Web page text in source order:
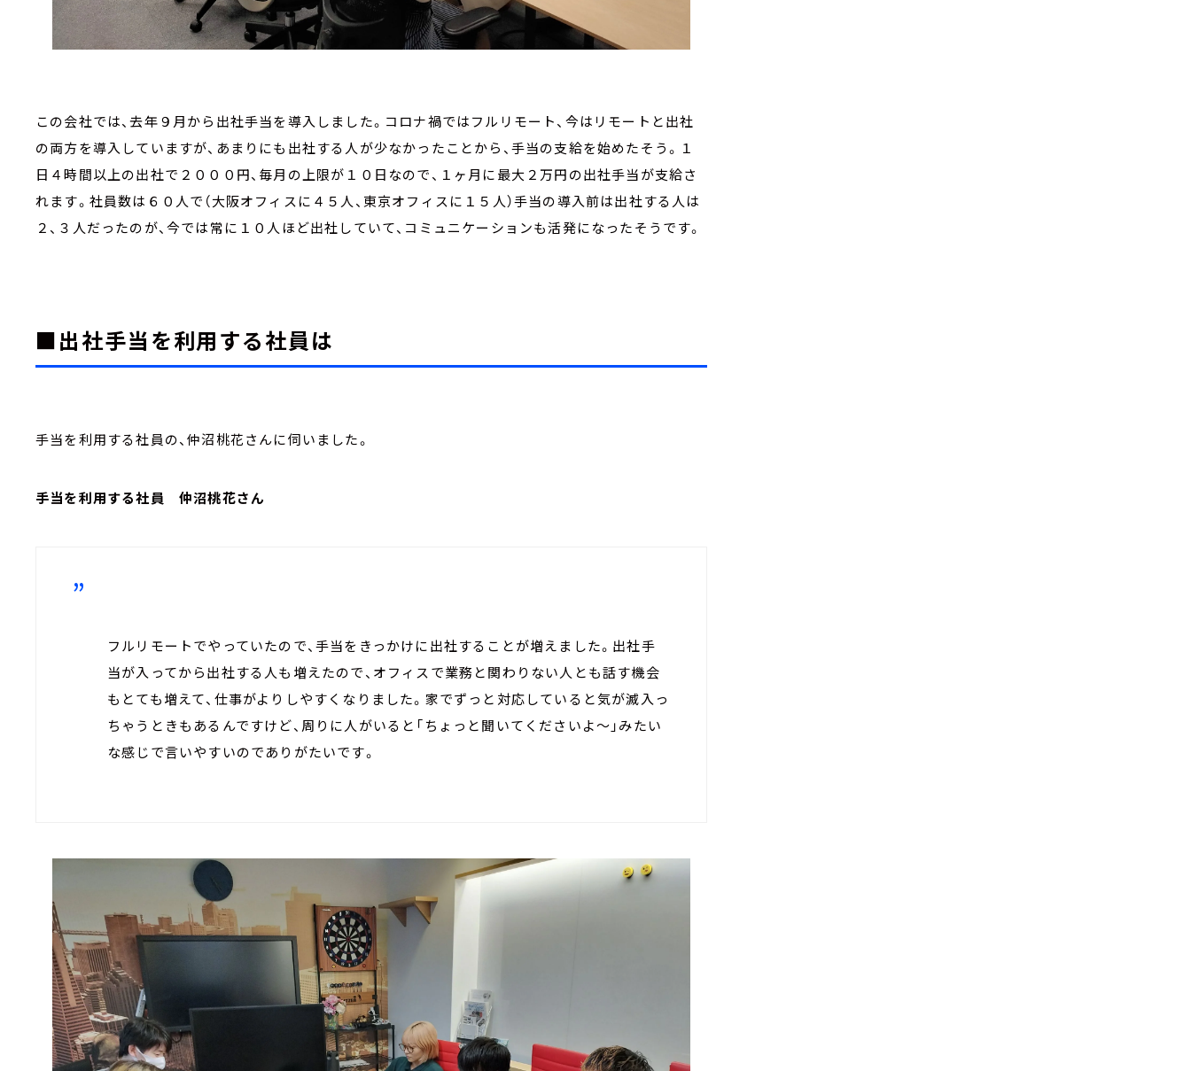
この会社では、去年９月から出社手当を導入しました。コロナ禍ではフルリモート、今はリモートと出社
の両方を導入していますが、あまりにも出社する人が少なかったことから、手当の支給を始めたそう。１
日４時間以上の出社で２０００円、毎月の上限が１０日なので、１ヶ月に最大２万円の出社手当が支給さ
れます。社員数は６０人で（大阪オフィスに４５人、東京オフィスに１５人）手当の導入前は出社する人は
２、３人だったのが、今では常に１０人ほど出社していて、コミュニケーションも活発になったそうです。
■出社手当を利用する社員は
手当を利用する社員の、仲沼桃花さんに伺いました。
手当を利用する社員 仲沼桃花さん
フルリモートでやっていたので、手当をきっかけに出社することが増えました。出社手
当が入ってから出社する人も増えたので、オフィスで業務と関わりない人とも話す機会
もとても増えて、仕事がよりしやすくなりました。家でずっと対応していると気が滅入っ
ちゃうときもあるんですけど、周りに人がいると「ちょっと聞いてくださいよ～」みたい
な感じで言いやすいのでありがたいです。